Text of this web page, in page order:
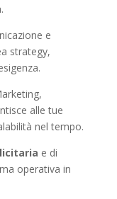
e
strategy,
alle tue
nel tempo.
e di
operativa in